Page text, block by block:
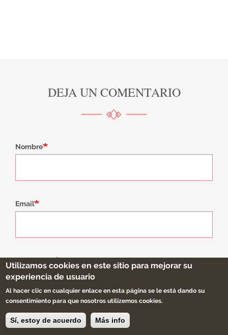
DEJA UN COMENTARIO
Nombre
Email
Comentario
Utilizamos cookies en este sitio para mejorar su
experiencia de usuario
Al hacer clic en cualquier enlace en esta página se le está dando su
consentimiento para que nosotros utilizemos cookies.
Sí, estoy de acuerdo Más info